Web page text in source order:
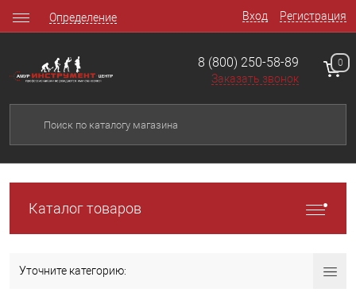
Вход Регистрация
Определение
8 (800) 250-58-89
Заказать звонок
0
Каталог товаров
Уточните категорию: